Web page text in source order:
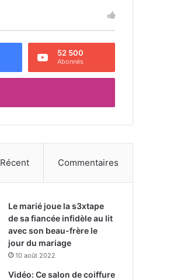
52 500
Abonnés
Récent Commentaires
Le marié joue la s3xtape
de sa fiancée infidèle au lit
avec son beau-frère le
jour du mariage
10 août 2022
Vidéo: Ce salon de coiffure